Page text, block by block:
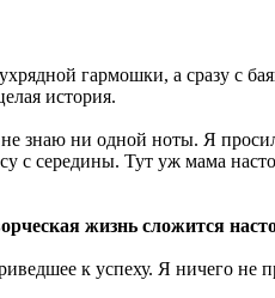
гармошки, а сразу с
история.
знаю ни одной ноты. Я
с середины. Тут уж мама
жизнь сложится
к успеху. Я ничего не